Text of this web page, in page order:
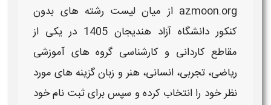
azmoon.org از میان
لیست رشته های بدون
کنکور دانشگاه آزاد هندیجان 1405 در یکی از
مقاطع کاردانی و کارشناسی گروه های آموزشی
ریاضی، تجربی، انسانی، هنر و زبان گزینه های مورد
نظر خود را انتخاب کرده و سپس برای ثبت نام خود